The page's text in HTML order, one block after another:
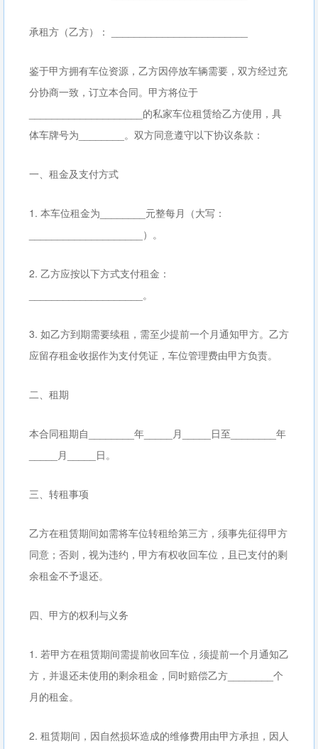
承租方（乙方）： ________________________
鉴于甲方拥有车位资源，乙方因停放车辆需要，双方经过充
分协商一致，订立本合同。甲方将位于
____________________的私家车位租赁给乙方使用，具
体车牌号为________。双方同意遵守以下协议条款：
一、租金及支付方式
1. 本车位租金为________元整每月（大写：
____________________）。
2. 乙方应按以下方式支付租金：
____________________。
3. 如乙方到期需要续租，需至少提前一个月通知甲方。乙方
应留存租金收据作为支付凭证，车位管理费由甲方负责。
二、租期
本合同租期自________年_____月_____日至________年
_____月_____日。
三、转租事项
乙方在租赁期间如需将车位转租给第三方，须事先征得甲方
同意；否则，视为违约，甲方有权收回车位，且已支付的剩
余租金不予退还。
四、甲方的权利与义务
1. 若甲方在租赁期间需提前收回车位，须提前一个月通知乙
方，并退还未使用的剩余租金，同时赔偿乙方________个
月的租金。
2. 租赁期间，因自然损坏造成的维修费用由甲方承担，因人